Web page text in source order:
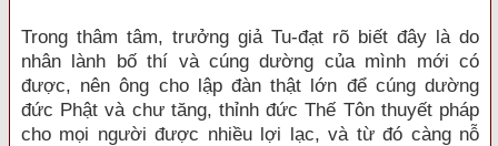
Trong thâm tâm, trưởng giả Tu-đạt rõ biết đây là do
nhân lành bố thí và cúng dường của mình mới có
được, nên ông cho lập đàn thật lớn để cúng dường
đức Phật và chư tăng, thỉnh đức Thế Tôn thuyết pháp
cho mọi người được nhiều lợi lạc, và từ đó càng nỗ